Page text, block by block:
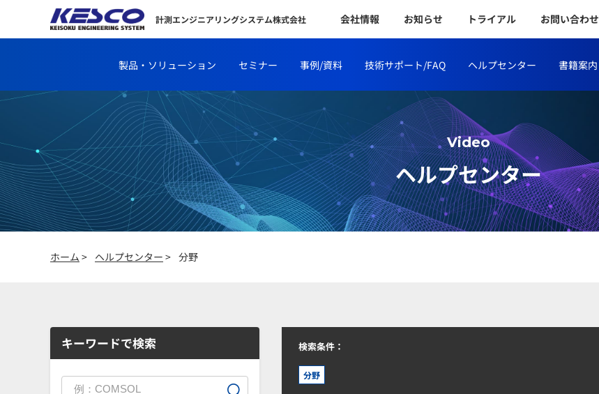
計測エンジニアリングシステム株式会社 会社情報 お知らせ トライアル お問い合わせ
製品・ソリューション セミナー 事例/資料 技術サポート/FAQ ヘルプセンター 書籍案内
Video
ヘルプセンター
ホーム > ヘルプセンター > 分野
キーワードで検索 検索条件：
分野